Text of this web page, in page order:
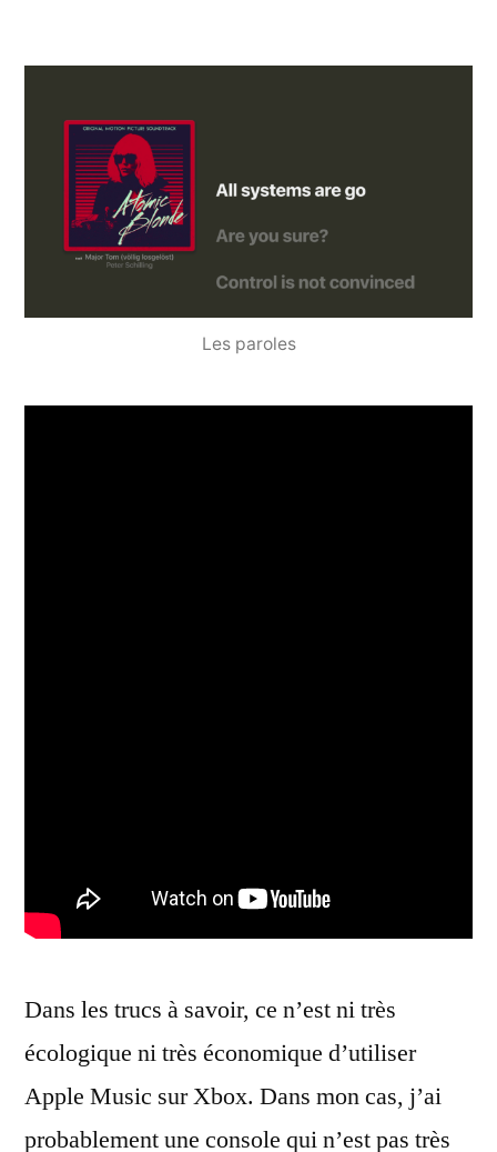
Les paroles
Dans les trucs à savoir, ce n’est ni très
écologique ni très économique d’utiliser
Apple Music sur Xbox. Dans mon cas, j’ai
probablement une console qui n’est pas très